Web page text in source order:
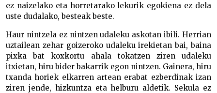
ez naizelako eta horretarako lekurik egokiena ez dela
uste dudalako, besteak beste.
Haur nintzela ez nintzen udaleku askotan ibili. Herrian
uztailean zehar goizeroko udaleku irekietan bai, baina
pixka bat koxkortu ahala tokatzen ziren udaleku
itxietan, hiru bider bakarrik egon nintzen. Gainera, hiru
txanda horiek elkarren artean erabat ezberdinak izan
ziren jende, hizkuntza eta helburu aldetik. Sekula ez